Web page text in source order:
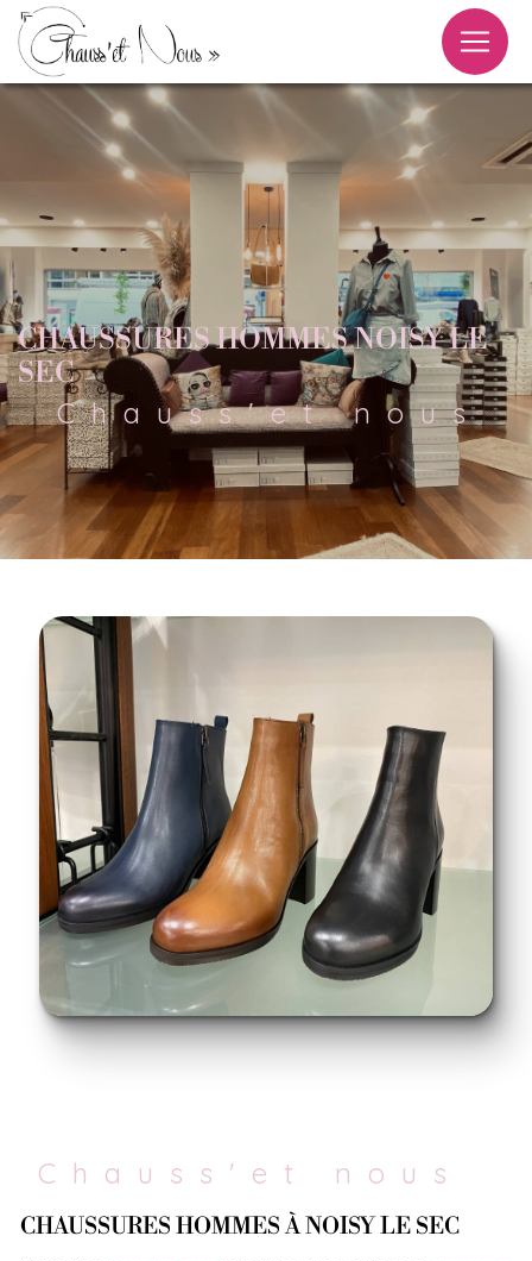
CHAUSSURES HOMMES NOISY LE
SEC
Chauss'et nous
Chauss'et nous
CHAUSSURES HOMMES À NOISY LE SEC
Panneau de gestion des cookies